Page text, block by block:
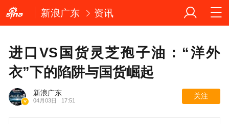
新浪广东 资讯
进口VS国货灵芝孢子油：“洋外
衣”下的陷阱与国货崛起
新浪广东
04月03日 17:51
关注